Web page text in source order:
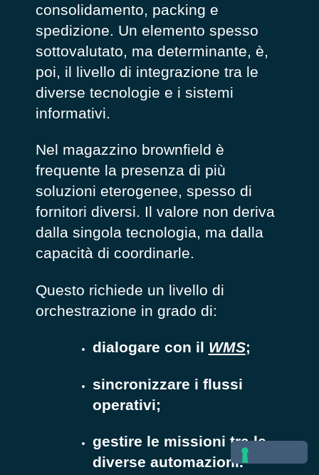
consolidamento, packing e
spedizione. Un elemento spesso
sottovalutato, ma determinante, è,
poi, il livello di integrazione tra le
diverse tecnologie e i sistemi
informativi.
Nel magazzino brownfield è
frequente la presenza di più
soluzioni eterogenee, spesso di
fornitori diversi. Il valore non deriva
dalla singola tecnologia, ma dalla
capacità di coordinarle.
Questo richiede un livello di
orchestrazione in grado di:
dialogare con il WMS;
sincronizzare i flussi
operativi;
gestire le missioni tra le
diverse automazioni.